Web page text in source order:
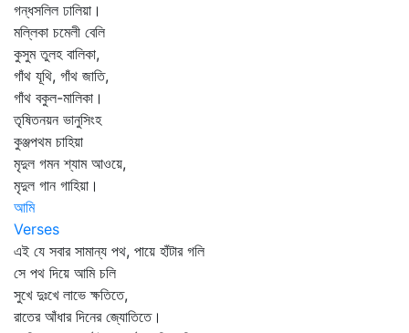
গন্ধসলিল ঢালিয়া।
মল্লিকা চমেলী বেলি
কুসুম তুলহ বালিকা,
গাঁথ যূথি, গাঁথ জাতি,
গাঁথ বকুল-মালিকা।
তৃষিতনয়ন ভানুসিংহ
কুঞ্জপথম চাহিয়া
মৃদুল গমন শ্যাম আওয়ে,
মৃদুল গান গাহিয়া।
আমি
Verses
এই যে সবার সামান্য পথ, পায়ে হাঁটার গলি
সে পথ দিয়ে আমি চলি
সুখে দুঃখে লাভে ক্ষতিতে,
রাতের আঁধার দিনের জ্যোতিতে।